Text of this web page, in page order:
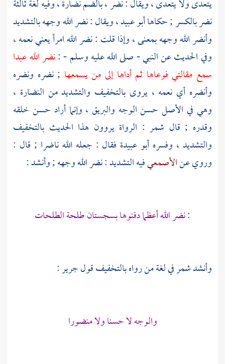
يتعدى ولا يتعدى ، ويقال : نضر ، بالضم نضارة ، وفيه لغة ثالثة
نضر بالكسر ; حكاهاأبو عبيد، ويقال : نضر الله وجهه بالتشديد
وأنضر الله وجهه بمعنى ، وإذا قلت : نضر الله امرأ يعني نعمه ،
وفي الحديث عن النبي - صلى الله عليه وسلم - :نضر الله عبدا
سمع مقالتي فوعاها ثم أداها إلى من يسمعها ; نضره ونضره
وأنضره أي نعمه ، يروى بالتخفيف والتشديد من النضارة ،
وهي في الأصل حسن الوجه والبريق ، وإنما أراد حسن خلقه
وقدره ; قال شمر : الرواة يروون هذا الحديث بالتخفيف
والتشديد ، وفسره أبو عبيدة فقال : جعله الله ناضرا ; قال :
وروي عنالأصمعيفيه التشديد : نضر الله وجهه ; وأنشد :
: نضر الله أعظما دفنوها بسجستان طلحة الطلحات
وأنشدشمرفي لغة من رواه بالتخفيف قولجرير:
والوجه لا حسنا ولا منضورا